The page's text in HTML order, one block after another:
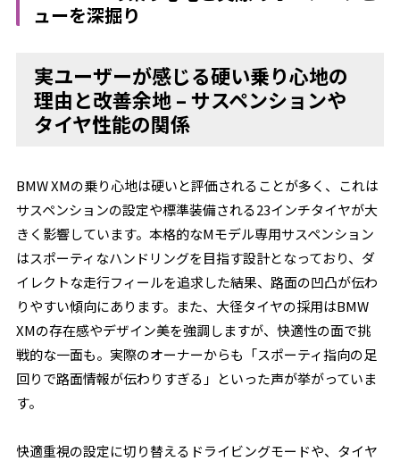
ューを深掘り
実ユーザーが感じる硬い乗り心地の
理由と改善余地 – サスペンションや
タイヤ性能の関係
BMW XMの乗り心地は硬いと評価されることが多く、これは
サスペンションの設定や標準装備される23インチタイヤが大
きく影響しています。本格的なMモデル専用サスペンション
はスポーティなハンドリングを目指す設計となっており、ダ
イレクトな走行フィールを追求した結果、路面の凹凸が伝わ
りやすい傾向にあります。また、大径タイヤの採用はBMW
XMの存在感やデザイン美を強調しますが、快適性の面で挑
戦的な一面も。実際のオーナーからも「スポーティ指向の足
回りで路面情報が伝わりすぎる」といった声が挙がっていま
す。
快適重視の設定に切り替えるドライビングモードや、タイヤ